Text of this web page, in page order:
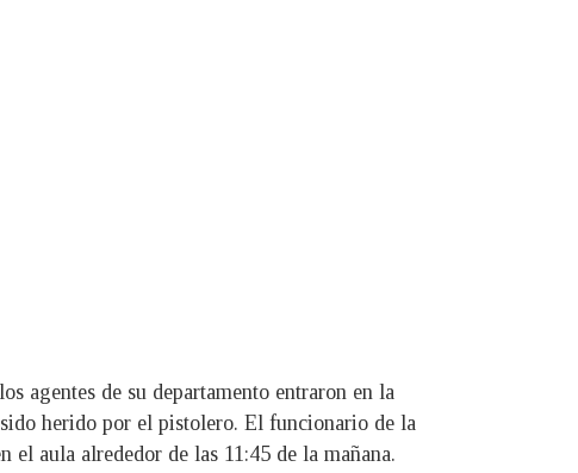
agentes de su departamento entraron en la
herido por el pistolero. El funcionario de la
aula alrededor de las 11:45 de la mañana.